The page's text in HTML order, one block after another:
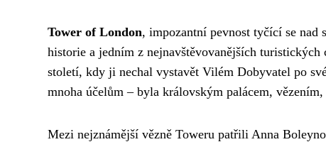
Tower of London, impozantní pevnost tyčící se nad
historie a jedním z nejnavštěvovanějších
století, kdy ji nechal vystavět Vilém Dobyvatel po
mnoha účelům – byla královským palácem,
Mezi nejznámější vězně Toweru patřili Anna